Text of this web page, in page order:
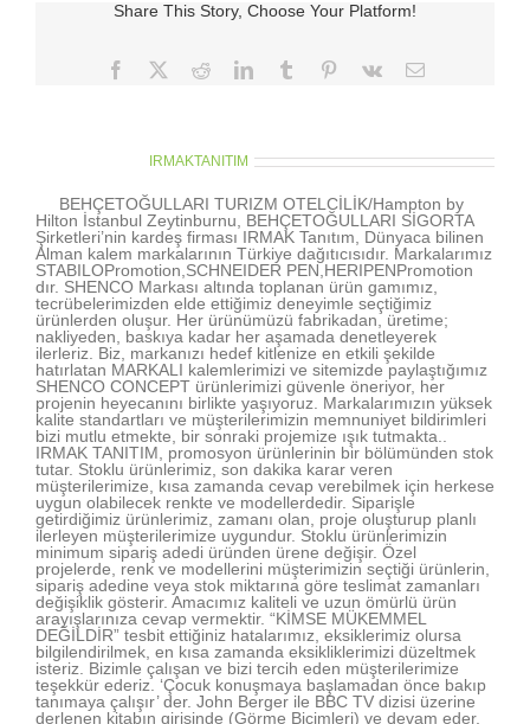
Share This Story, Choose Your Platform!
Facebook RedditLinkedInTumblr Pinterest
Vk
E-
IRMAKTANITIM
BEHÇETOĞULLARI TURIZM OTELCİLİK/Hampton by
Hilton İstanbul Zeytinburnu, BEHÇETOĞULLARI SİGORTA
Şirketleri’nin kardeş firması IRMAK Tanıtım, Dünyaca bilinen
Alman kalem markalarının Türkiye dağıtıcısıdır. Markalarımız
STABILOPromotion,SCHNEIDER PEN,HERIPENPromotion
dır. SHENCO Markası altında toplanan ürün gamımız,
tecrübelerimizden elde ettiğimiz deneyimle seçtiğimiz
ürünlerden oluşur. Her ürünümüzü fabrikadan, üretime;
nakliyeden, baskıya kadar her aşamada denetleyerek
ilerleriz. Biz, markanızı hedef kitlenize en etkili şekilde
hatırlatan MARKALI kalemlerimizi ve sitemizde paylaştığımız
SHENCO CONCEPT ürünlerimizi güvenle öneriyor, her
projenin heyecanını birlikte yaşıyoruz. Markalarımızın yüksek
kalite standartları ve müşterilerimizin memnuniyet bildirimleri
bizi mutlu etmekte, bir sonraki projemize ışık tutmakta..
IRMAK TANITIM, promosyon ürünlerinin bir bölümünden stok
tutar. Stoklu ürünlerimiz, son dakika karar veren
müşterilerimize, kısa zamanda cevap verebilmek için herkese
uygun olabilecek renkte ve modellerdedir. Siparişle
getirdiğimiz ürünlerimiz, zamanı olan, proje oluşturup planlı
ilerleyen müşterilerimize uygundur. Stoklu ürünlerimizin
minimum sipariş adedi üründen ürene değişir. Özel
projelerde, renk ve modellerini müşterimizin seçtiği ürünlerin,
sipariş adedine veya stok miktarına göre teslimat zamanları
değişiklik gösterir. Amacımız kaliteli ve uzun ömürlü ürün
arayışlarınıza cevap vermektir. “KİMSE MÜKEMMEL
DEĞİLDİR” tesbit ettiğiniz hatalarımız, eksiklerimiz olursa
bilgilendirilmek, en kısa zamanda eksikliklerimizi düzeltmek
isteriz. Bizimle çalışan ve bizi tercih eden müşterilerimize
teşekkür ederiz. ‘Çocuk konuşmaya başlamadan önce bakıp
tanımaya çalışır’ der. John Berger ile BBC TV dizisi üzerine
derlenen kitabın girişinde (Görme Biçimleri) ve devam eder,